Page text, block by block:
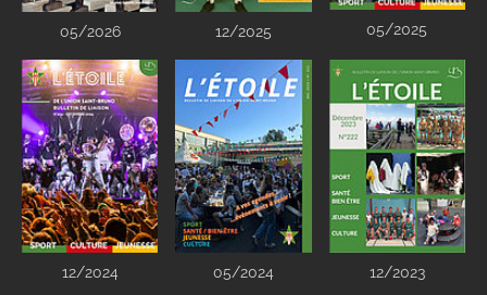
05/2026 12/2025 05/2025
12/2024 05/2024 12/2023